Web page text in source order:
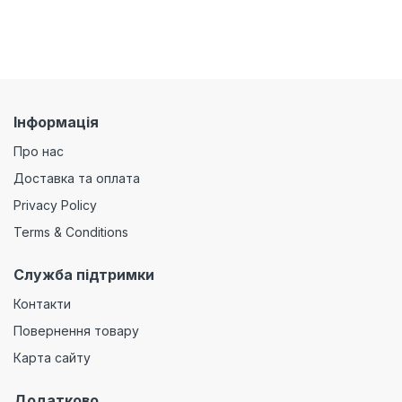
Інформація
Про нас
Доставка та оплата
Privacy Policy
Terms & Conditions
Служба підтримки
Контакти
Повернення товару
Карта сайту